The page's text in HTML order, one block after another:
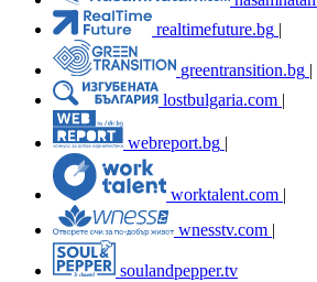
realtimefuture.bg |
greentransition.bg |
lostbulgaria.com |
webreport.bg
worktalent.com |
wnesstv.com |
soulandpepper.tv